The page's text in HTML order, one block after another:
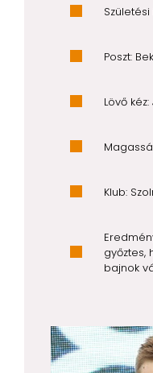
Születési
Poszt:
Lövő
Klub:
győztes,
bajnok